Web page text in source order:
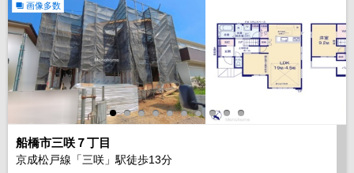
画像多数
船橋市三咲７丁目
京成松戸線「三咲」駅徒歩13分